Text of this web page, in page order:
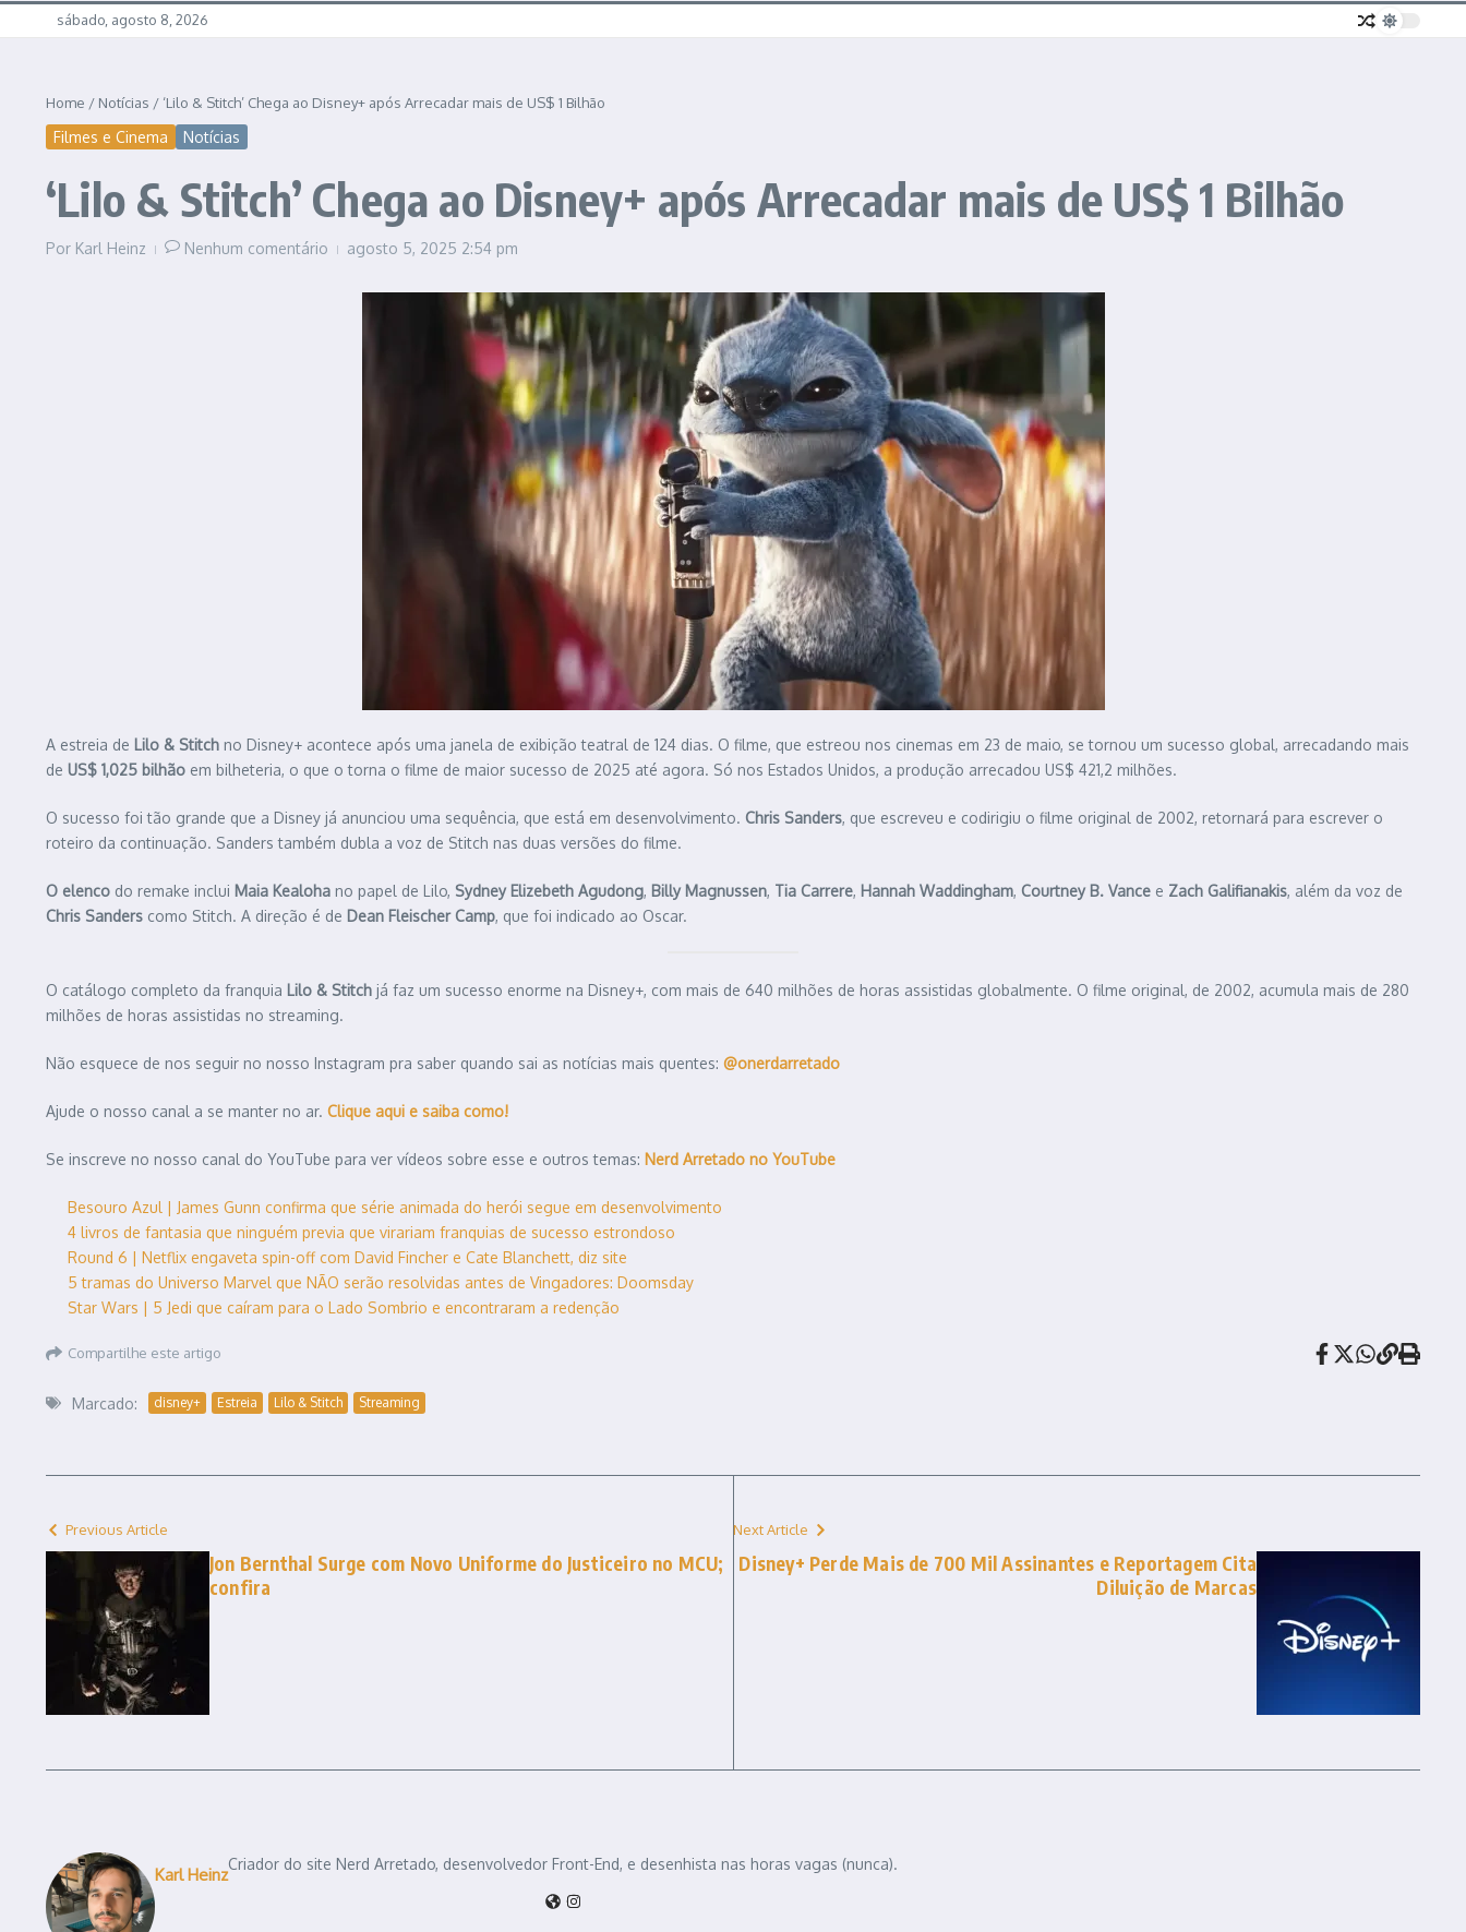
sábado, agosto 8, 2026
Home / Notícias / ‘Lilo & Stitch’ Chega ao Disney+ após Arrecadar mais de US$ 1 Bilhão
Filmes e Cinema Notícias
‘Lilo & Stitch’ Chega ao Disney+ após Arrecadar mais de US$ 1 Bilhão
Por Karl Heinz Nenhum comentário agosto 5, 2025 2:54 pm
A estreia de Lilo & Stitch no Disney+ acontece após uma janela de exibição teatral de 124 dias. O filme, que estreou nos cinemas em 23 de maio, se tornou um sucesso global, arrecadando mais
de US$ 1,025 bilhão em bilheteria, o que o torna o filme de maior sucesso de 2025 até agora. Só nos Estados Unidos, a produção arrecadou US$ 421,2 milhões.
O sucesso foi tão grande que a Disney já anunciou uma sequência, que está em desenvolvimento. Chris Sanders, que escreveu e codirigiu o filme original de 2002, retornará para escrever o
roteiro da continuação. Sanders também dubla a voz de Stitch nas duas versões do filme.
O elenco do remake inclui Maia Kealoha no papel de Lilo, Sydney Elizebeth Agudong, Billy Magnussen, Tia Carrere, Hannah Waddingham, Courtney B. Vance e Zach Galifianakis, além da voz de
Chris Sanders como Stitch. A direção é de Dean Fleischer Camp, que foi indicado ao Oscar.
O catálogo completo da franquia Lilo & Stitch já faz um sucesso enorme na Disney+, com mais de 640 milhões de horas assistidas globalmente. O filme original, de 2002, acumula mais de 280
milhões de horas assistidas no streaming.
Não esquece de nos seguir no nosso Instagram pra saber quando sai as notícias mais quentes: @onerdarretado
Ajude o nosso canal a se manter no ar. Clique aqui e saiba como!
Se inscreve no nosso canal do YouTube para ver vídeos sobre esse e outros temas: Nerd Arretado no YouTube
Besouro Azul | James Gunn confirma que série animada do herói segue em desenvolvimento
4 livros de fantasia que ninguém previa que virariam franquias de sucesso estrondoso
Round 6 | Netflix engaveta spin-off com David Fincher e Cate Blanchett, diz site
5 tramas do Universo Marvel que NÃO serão resolvidas antes de Vingadores: Doomsday
Star Wars | 5 Jedi que caíram para o Lado Sombrio e encontraram a redenção
Compartilhe este artigo
Marcado: disney+ Estreia Lilo & Stitch Streaming
Previous Article
Jon Bernthal Surge com Novo Uniforme do Justiceiro no MCU;
confira
Next Article
Disney+ Perde Mais de 700 Mil Assinantes e Reportagem Cita
Diluição de Marcas
Karl Heinz
Criador do site Nerd Arretado, desenvolvedor Front-End, e desenhista nas horas vagas (nunca).